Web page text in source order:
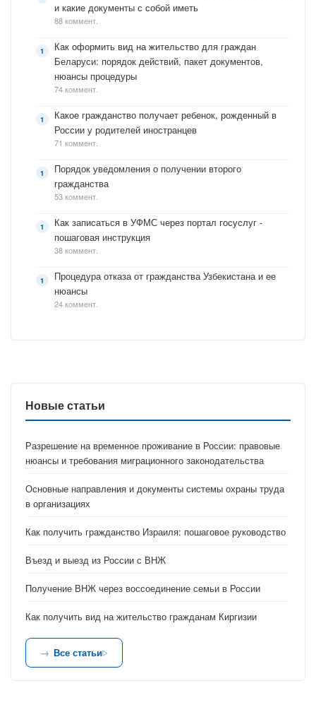
и какие документы с собой иметь
88 коммент.
Как оформить вид на жительство для граждан
Беларуси: порядок действий, пакет документов,
нюансы процедуры
74 коммент.
Какое гражданство получает ребенок, рожденный в
России у родителей иностранцев
71 коммент.
Порядок уведомления о получении второго
гражданства
53 коммент.
Как записаться в УФМС через портал госуслуг -
пошаговая инструкция
38 коммент.
Процедура отказа от гражданства Узбекистана и ее
нюансы
24 коммент.
Новые статьи
Разрешение на временное проживание в России: правовые
нюансы и требования миграционного законодательства
Основные направления и документы системы охраны труда
в организациях
Как получить гражданство Израиля: пошаговое руководство
Въезд и выезд из России с ВНЖ
Получение ВНЖ через воссоединение семьи в России
Как получить вид на жительство гражданам Киргизии
Все статьи